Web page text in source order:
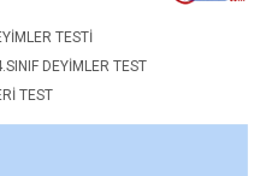
TESTI
DEYIMLER TEST
TEST